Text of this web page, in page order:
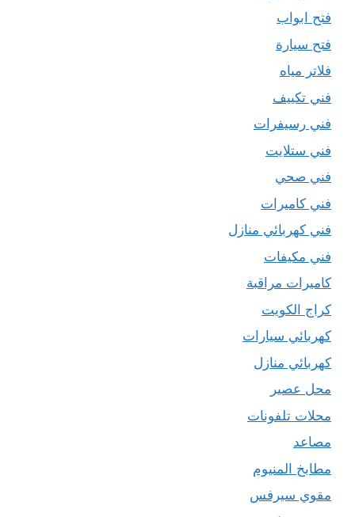
فتح ابواب
فتح سيارة
فلاتر مياه
فني تكييف
فني رسيفرات
فني ستلايت
فني صحي
فني كاميرات
فني كهربائي منازل
فني مكيفات
كاميرات مراقبة
كراج الكويت
كهربائي سيارات
كهربائي منازل
محل عصير
محلات تلفونات
مصاعد
مطابخ المنيوم
مقوي سيرفس